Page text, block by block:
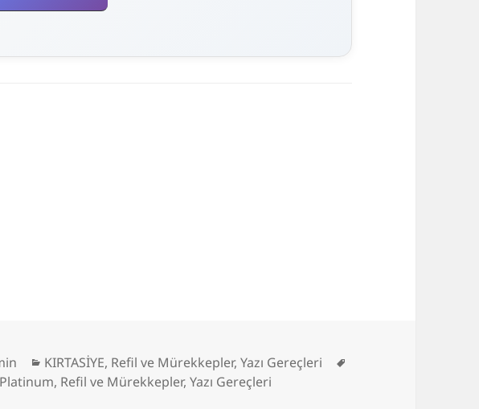
Kategoriler
KIRTASİYE, Refil ve Mürekkepler,Yazı Gereçleri
Platinum, Refil ve Mürekkepler,Yazı Gereçleri